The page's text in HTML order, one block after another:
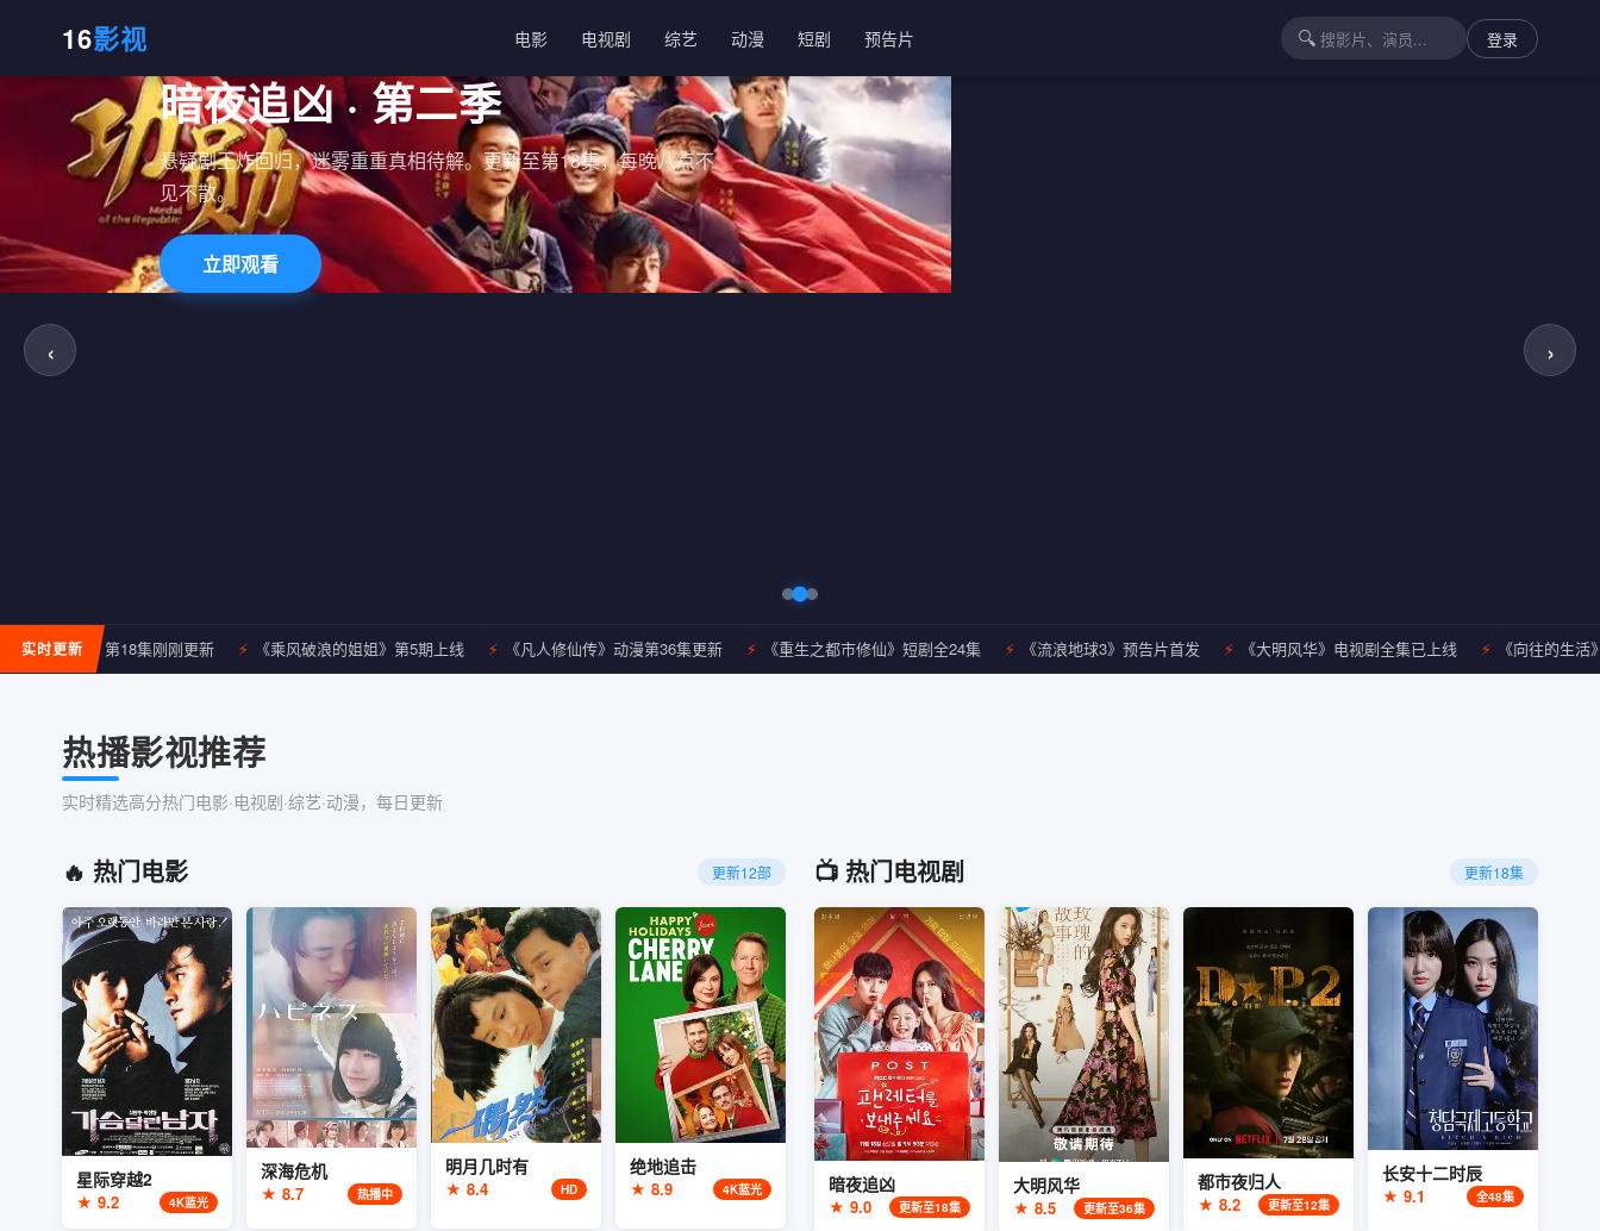
16影视 电影 电视剧 综艺 动漫 短剧 预告片 🔍 登录
暗夜追凶 · 第二季
悬疑剧王炸回归，迷雾重重真相待解。更新至第18集，每晚八点不
见不散。
立即观看
‹ ›
实时更新
追凶》第18集刚刚更新 《乘风破浪的姐姐》第5期上线 《凡人修仙传》动漫第36集更新 《重生之都市修仙》短剧全24集 《流浪地球3》预告片首发 《大明风华》电视剧全集已上线 《向往的生活》第7季
热播影视推荐
实时精选高分热门电影·电视剧·综艺·动漫，每日更新
🔥 热门电影 更新12部
星际穿越2
★ 9.2 4K蓝光
深海危机
★ 8.7 热播中
明月几时有
★ 8.4 HD
绝地追击
★ 8.9 4K蓝光
📺 热门电视剧 更新18集
暗夜追凶
★ 9.0 更新至18集
大明风华
★ 8.5 更新至36集
都市夜归人
★ 8.2 更新至12集
长安十二时辰
★ 9.1 全48集